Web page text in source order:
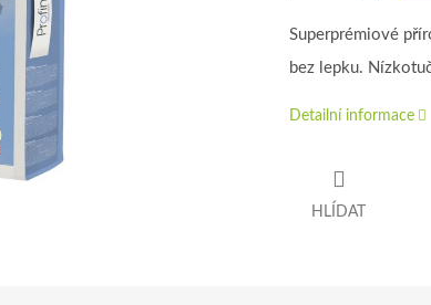
Superprémiové
bez lepku.
Detailní informace
HLÍDAT